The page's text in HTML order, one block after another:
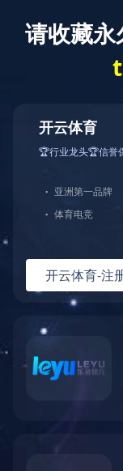
首 页
产品直通车>>> LED点光源